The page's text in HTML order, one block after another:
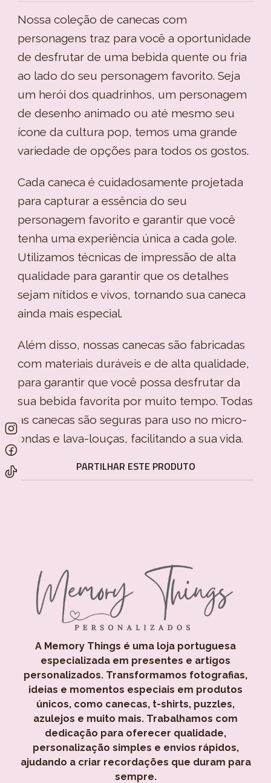
Nossa coleção de canecas com
personagens traz para você a oportunidade
de desfrutar de uma bebida quente ou fria
ao lado do seu personagem favorito. Seja
um herói dos quadrinhos, um personagem
de desenho animado ou até mesmo seu
ícone da cultura pop, temos uma grande
variedade de opções para todos os gostos.
Cada caneca é cuidadosamente projetada
para capturar a essência do seu
personagem favorito e garantir que você
tenha uma experiência única a cada gole.
Utilizamos técnicas de impressão de alta
qualidade para garantir que os detalhes
sejam nítidos e vivos, tornando sua caneca
ainda mais especial.
Além disso, nossas canecas são fabricadas
com materiais duráveis e de alta qualidade,
para garantir que você possa desfrutar da
sua bebida favorita por muito tempo. Todas
as canecas são seguras para uso no micro-
ondas e lava-louças, facilitando a sua vida.
PARTILHAR ESTE PRODUTO
A Memory Things é uma loja portuguesa
especializada em presentes e artigos
personalizados. Transformamos fotografias,
ideias e momentos especiais em produtos
únicos, como canecas, t-shirts, puzzles,
azulejos e muito mais. Trabalhamos com
dedicação para oferecer qualidade,
personalização simples e envios rápidos,
ajudando a criar recordações que duram para
sempre.